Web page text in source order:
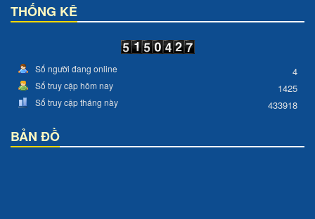
THỐNG KÊ
Số người đang online 4
Số truy cập hôm nay 1425
Số truy cập tháng này 433918
BẢN ĐỒ